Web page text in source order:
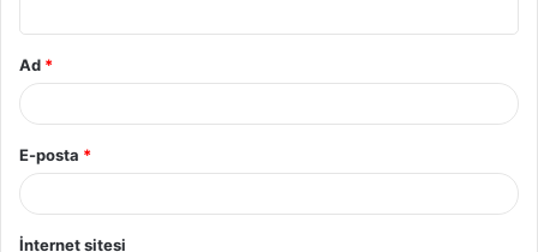
Ad *
E-posta *
İnternet sitesi